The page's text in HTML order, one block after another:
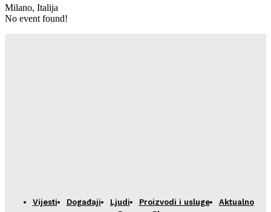
Milano, Italija
No event found!
Vijesti Događaji Ljudi Proizvodi i usluge
Aktualno